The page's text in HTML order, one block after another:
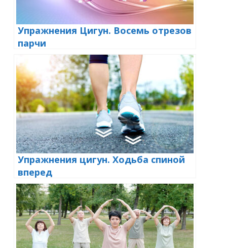
Упражнения Цигун. Восемь отрезов
парчи
Упражнения цигун. Ходьба спиной
вперед